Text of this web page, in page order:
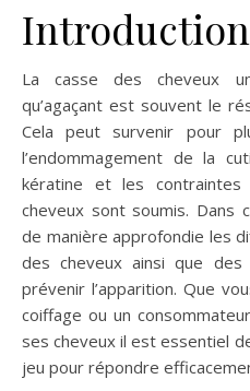
Introduction
La casse des cheveux
qu’agaçant est souvent le
Cela peut survenir pour
l’endommagement de la
kératine et les contraintes
cheveux sont soumis. Dans
de manière approfondie les
des cheveux ainsi que
prévenir l’apparition. Que
coiffage ou un
ses cheveux il est essentiel
jeu pour répondre